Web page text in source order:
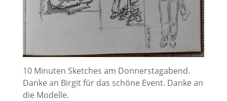
10 Minuten Sketches am Donnerstagabend.
Danke an Birgit für das schöne Event. Danke an
die Modelle.